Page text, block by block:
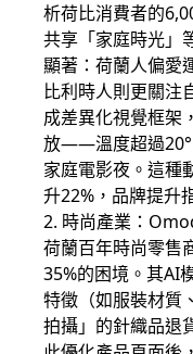
析荷比消費者的
共享「家庭時光」
顯著：荷蘭人偏愛
比利時人則更關注
成差異化視覺框架
放——溫度超過
家庭電影夜。這種
升22%，品牌提升
2. 時尚產業：
荷蘭百年時尚零售
35%的困境。其AI
特徵（如服裝材質
拍攝」的針織品退